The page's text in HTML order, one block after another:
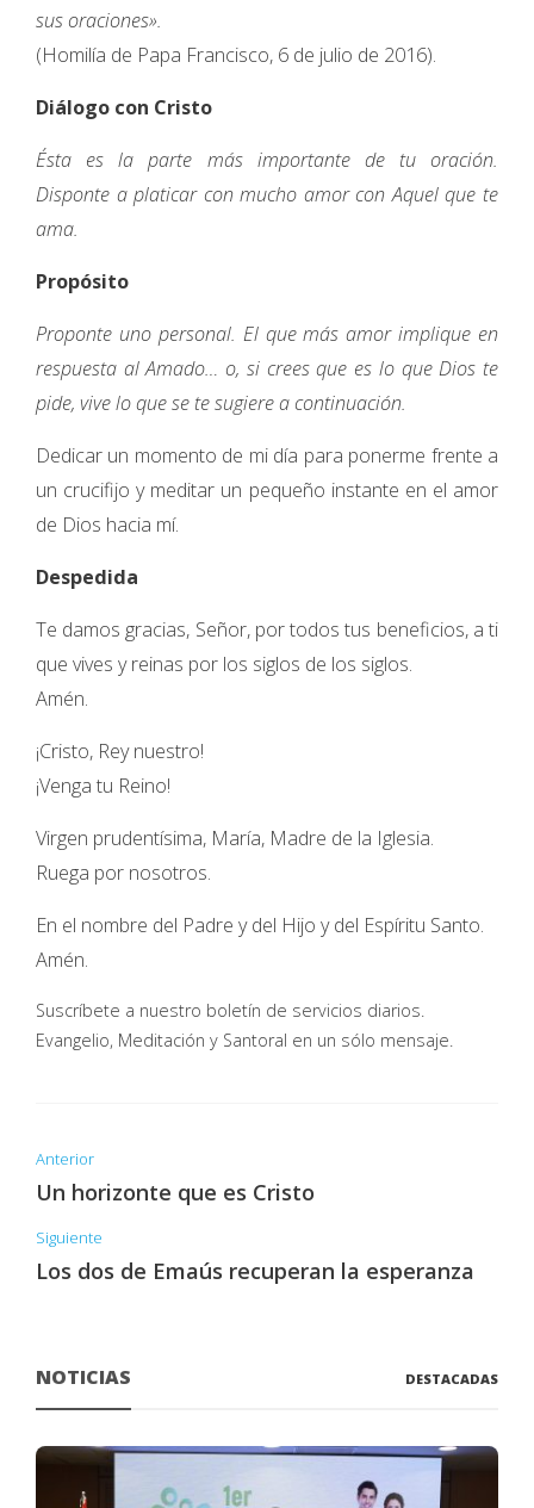
sus oraciones».
(Homilía de Papa Francisco, 6 de julio de 2016).
Diálogo con Cristo
Ésta es la parte más importante de tu oración.
Disponte a platicar con mucho amor con Aquel que te
ama.
Propósito
Proponte uno personal. El que más amor implique en
respuesta al Amado… o, si crees que es lo que Dios te
pide, vive lo que se te sugiere a continuación.
Dedicar un momento de mi día para ponerme frente a
un crucifijo y meditar un pequeño instante en el amor
de Dios hacia mí.
Despedida
Te damos gracias, Señor, por todos tus beneficios, a ti
que vives y reinas por los siglos de los siglos.
Amén.
¡Cristo, Rey nuestro!
¡Venga tu Reino!
Virgen prudentísima, María, Madre de la Iglesia.
Ruega por nosotros.
En el nombre del Padre y del Hijo y del Espíritu Santo.
Amén.
Suscríbete a nuestro boletín de servicios diarios.
Evangelio, Meditación y Santoral en un sólo mensaje.
Anterior
Un horizonte que es Cristo
Siguiente
Los dos de Emaús recuperan la esperanza
NOTICIAS DESTACADAS